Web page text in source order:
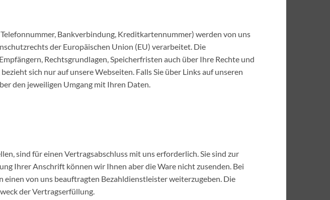
Bankverbindung, Kreditkartennummer) werden von uns
der Europäischen Union (EU) verarbeitet. Die
Rechtsgrundlagen, Speicherfristen auch über Ihre Rechte und
sich nur auf unsere Webseiten. Falls Sie über Links auf unseren
den jeweiligen Umgang mit Ihren Daten.
sind für einen Vertragsabschluss mit uns erforderlich. Sie sind zur
Ihrer Anschrift können wir Ihnen aber die Ware nicht zusenden. Bei
von uns beauftragten Bezahldienstleister weiterzugeben. Die
der Vertragserfüllung.